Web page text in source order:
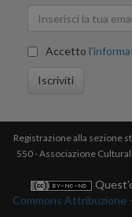
Accetto
Iscriviti
Registrazione alla sezione
550 - Associazione
Commons Attribuzione